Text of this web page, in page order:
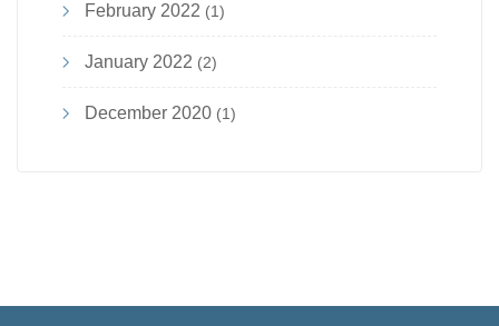
February 2022 (1)
January 2022 (2)
December 2020 (1)